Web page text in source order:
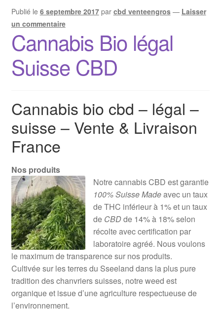
Contact
Publié le 6 septembre 2017 par cbd venteengros — Laisser
un commentaire
Cannabis Bio légal
Suisse CBD
Cannabis bio cbd – légal –
suisse – Vente & Livraison
France
Nos produits
Notre cannabis CBD est garantie
100% Suisse Madeavec un taux
de THC inférieur à 1% et un taux
deCBDde 14% à 18% selon
récolte avec certification par
laboratoire agréé. Nous voulons
le maximum de transparence sur nos produits.
Cultivée sur les terres du Sseeland dans la plus pure
tradition des chanvriers suisses, notre weed est
organique et issue d’une agriculture respectueuse de
l’environnement.